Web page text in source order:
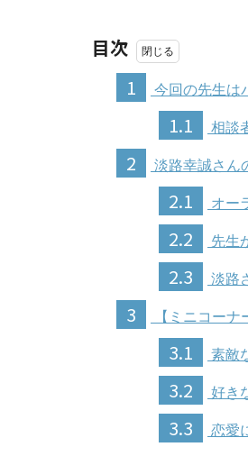
目次
1
今回の先生は
1.1 相談
2 淡路幸誠さん
2.1 オー
2.2 先生
2.3 淡路
3 【ミニコーナ
3.1 素敵
3.2 好き
3.3 恋愛